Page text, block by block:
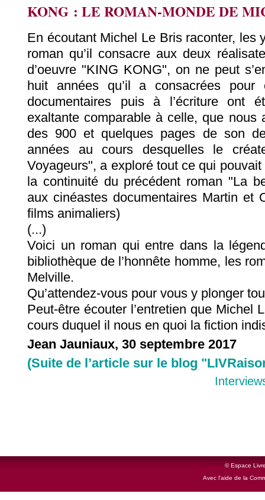
KONG : LE ROMAN-MONDE DE
En écoutant Michel Le Bris raconter, les
roman qu’il consacre aux deux
d’oeuvre "KING KONG", on ne peut
huit années qu’il a consacrées pour
documentaires puis à l’écriture ont
exaltante comparable à celle, que nous
des 900 et quelques pages de son
années au cours desquelles le
Voyageurs", a exploré tout ce qui
la continuité du précédent roman "La
aux cinéastes documentaires Martin et
films animaliers)
(...)
Voici un roman qui entre dans la
bibliothèque de l’honnête homme, les
Melville.
Qu’attendez-vous pour vous y plonger
Peut-être écouter l’entretien que Michel
cours duquel il nous en quoi la fiction
Jean Jauniaux, 30 septembre 2017
(Suite de l’article sur le blog
© Espace
Avec l'aide de la